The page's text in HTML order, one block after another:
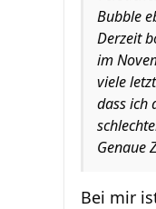
Bubble
Derzeit
im
viele
dass ich
Genaue
Bei mir